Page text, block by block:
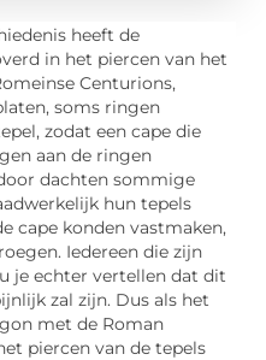
heeft de
in het piercen van het
Centurions,
soms ringen
zodat een cape die
aan de ringen
dachten sommige
hun tepels
cape konden vastmaken,
Iedereen die zijn
je echter vertellen dat dit
zal zijn. Dus als het
met de Roman
piercen van de tepels